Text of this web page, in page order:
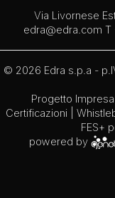
Via Livornese
edra@edra.com T
© 2026 Edra s.p.a -
Progetto
Certificazioni
FES+
powered by